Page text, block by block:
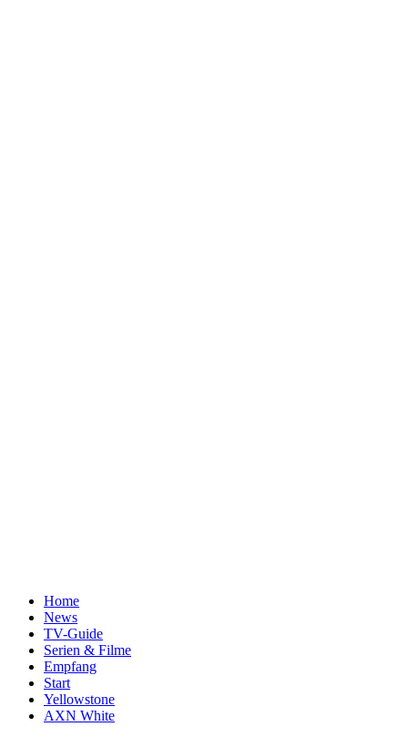
Home
News
TV-Guide
Serien & Filme
Empfang
Start
Yellowstone
AXN White